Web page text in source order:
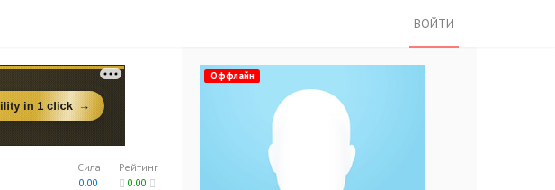
ВОЙТИ
Рейтинг
0.00
Сила
0.00
Оффлайн